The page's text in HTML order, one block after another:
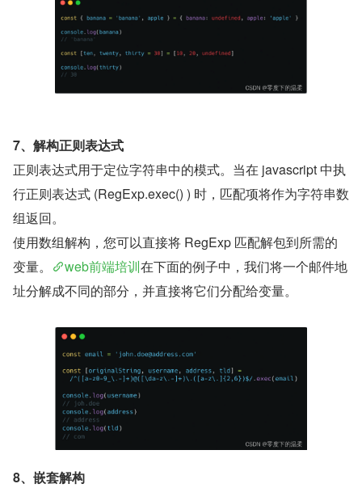
7、解构正则表达式
正则表达式用于定位字符串中的模式。当在 javascript 中执
行正则表达式 (RegExp.exec() ) 时，匹配项将作为字符串数
组返回。
使用数组解构，您可以直接将 RegExp 匹配解包到所需的
变量。
web前端培训在下面的例子中，我们将一个邮件地
址分解成不同的部分，并直接将它们分配给变量。
8、嵌套解构